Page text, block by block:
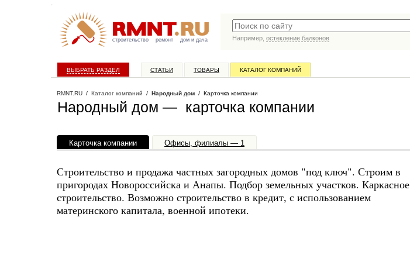
строительство ремонт дом и дача
Например, остекление балконов
ВЫБРАТЬ РАЗДЕЛ СТАТЬИ ТОВАРЫ КАТАЛОГ КОМПАНИЙ
RMNT.RU / Каталог компаний / Народный дом / Карточка компании
Народный дом — карточка компании
Карточка компании Офисы, филиалы — 1
Строительство и продажа частных загородных домов "под ключ". Строим в
пригородах Новороссийска и Анапы. Подбор земельных участков. Каркасное
строительство. Возможно строительство в кредит, с использованием
материнского капитала, военной ипотеки.